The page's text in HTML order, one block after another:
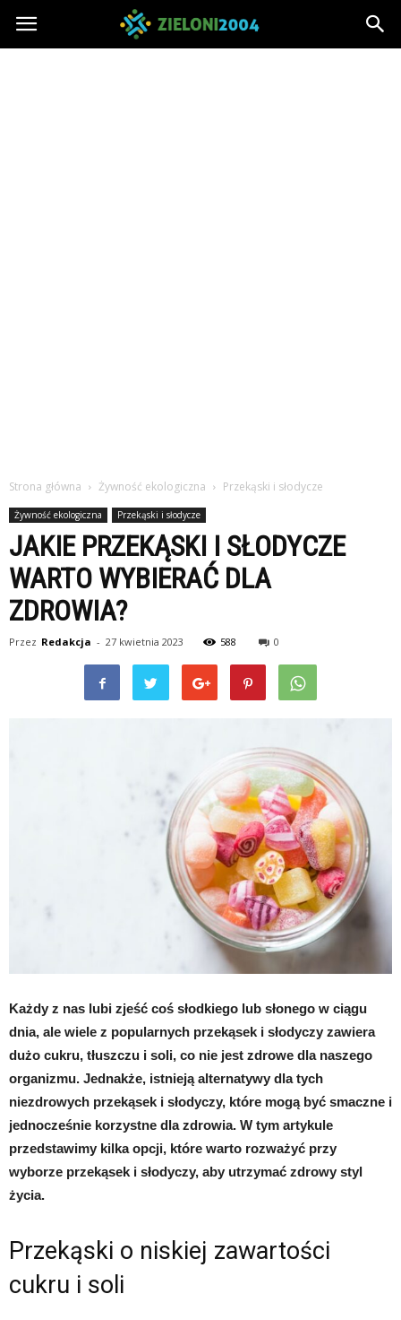
Zieloni2004.pl
Strona główna Żywność ekologiczna Przekąski i słodycze
Żywność ekologiczna Przekąski i słodycze
JAKIE PRZEKĄSKI I SŁODYCZE
WARTO WYBIERAĆ DLA
ZDROWIA?
Przez Redakcja - 27 kwietnia 2023 588 0
Każdy z nas lubi zjeść coś słodkiego lub słonego w ciągu
dnia, ale wiele z popularnych przekąsek i słodyczy zawiera
dużo cukru, tłuszczu i soli, co nie jest zdrowe dla naszego
organizmu. Jednakże, istnieją alternatywy dla tych
niezdrowych przekąsek i słodyczy, które mogą być smaczne i
jednocześnie korzystne dla zdrowia. W tym artykule
przedstawimy kilka opcji, które warto rozważyć przy
wyborze przekąsek i słodyczy, aby utrzymać zdrowy styl
życia.
Przekąski o niskiej zawartości
cukru i soli